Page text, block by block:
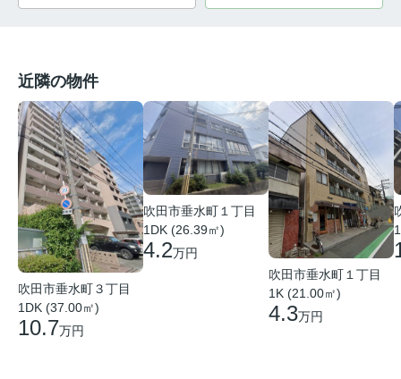
近隣の物件
吹田市垂水町３丁目
1DK (37.00㎡)
10.7万円
吹田市垂水町１丁目
1DK (26.39㎡)
4.2万円
吹田市垂水町１丁目
1K (21.00㎡)
4.3万円